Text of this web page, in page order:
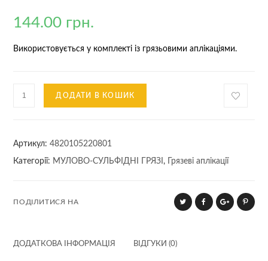
144.00 грн.
Використовується у комплекті із грязьовими аплікаціями.
27
x
кількість
ДОДАТИ В КОШИК
Артикул:4820105220801
Категорії: МУЛОВО-СУЛЬФІДНІ ГРЯЗІ , Грязеві аплікації
ПОДІЛИТИСЯ НА
ДОДАТКОВА ІНФОРМАЦІЯ ВІДГУКИ (0)